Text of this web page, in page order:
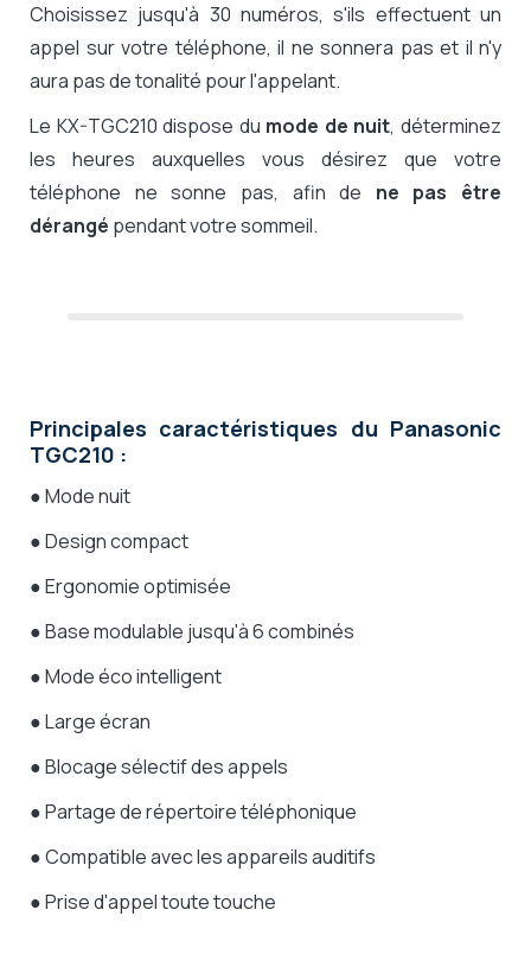
Choisissez jusqu'à 30 numéros, s'ils effectuent un
appel sur votre téléphone, il ne sonnera pas et il n'y
aura pas de tonalité pour l'appelant.
Le KX-TGC210 dispose du mode de nuit, déterminez
les heures auxquelles vous désirez que votre
téléphone ne sonne pas, afin de ne pas être
dérangé pendant votre sommeil.
Principales caractéristiques du Panasonic
TGC210 :
● Mode nuit
● Design compact
● Ergonomie optimisée
● Base modulable jusqu'à 6 combinés
● Mode éco intelligent
● Large écran
● Blocage sélectif des appels
● Partage de répertoire téléphonique
● Compatible avec les appareils auditifs
● Prise d'appel toute touche